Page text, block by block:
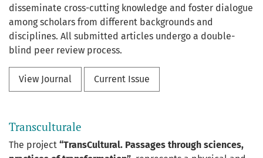
disseminate cross-cutting knowledge and foster dialogue
among scholars from different backgrounds and
disciplines. All submitted articles undergo a double-
blind peer review process.
View Journal Current Issue
Transculturale
The project “TransCultural. Passages through sciences,